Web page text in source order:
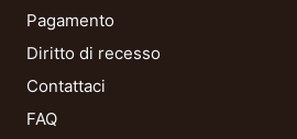
Pagamento
Diritto di recesso
Contattaci
FAQ